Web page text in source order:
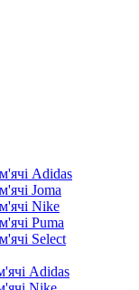
Adidas
Joma
Nike
Puma
Select
Adidas